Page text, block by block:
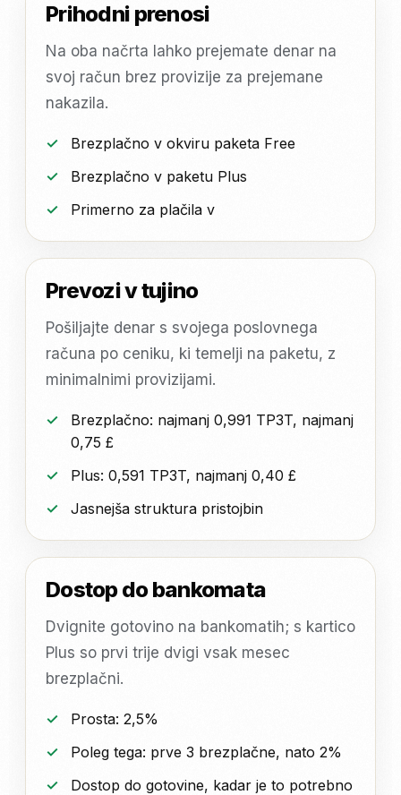
Prihodni prenosi
Na oba načrta lahko prejemate denar na
svoj račun brez provizije za prejemane
nakazila.
Brezplačno v okviru paketa Free
Brezplačno v paketu Plus
Primerno za plačila v
Prevozi v tujino
Pošiljajte denar s svojega poslovnega
računa po ceniku, ki temelji na paketu, z
minimalnimi provizijami.
Brezplačno: najmanj 0,991 TP3T, najmanj
0,75 £
Plus: 0,591 TP3T, najmanj 0,40 £
Jasnejša struktura pristojbin
Dostop do bankomata
Dvignite gotovino na bankomatih; s kartico
Plus so prvi trije dvigi vsak mesec
brezplačni.
Prosta: 2,5%
Poleg tega: prve 3 brezplačne, nato 2%
Dostop do gotovine, kadar je to potrebno